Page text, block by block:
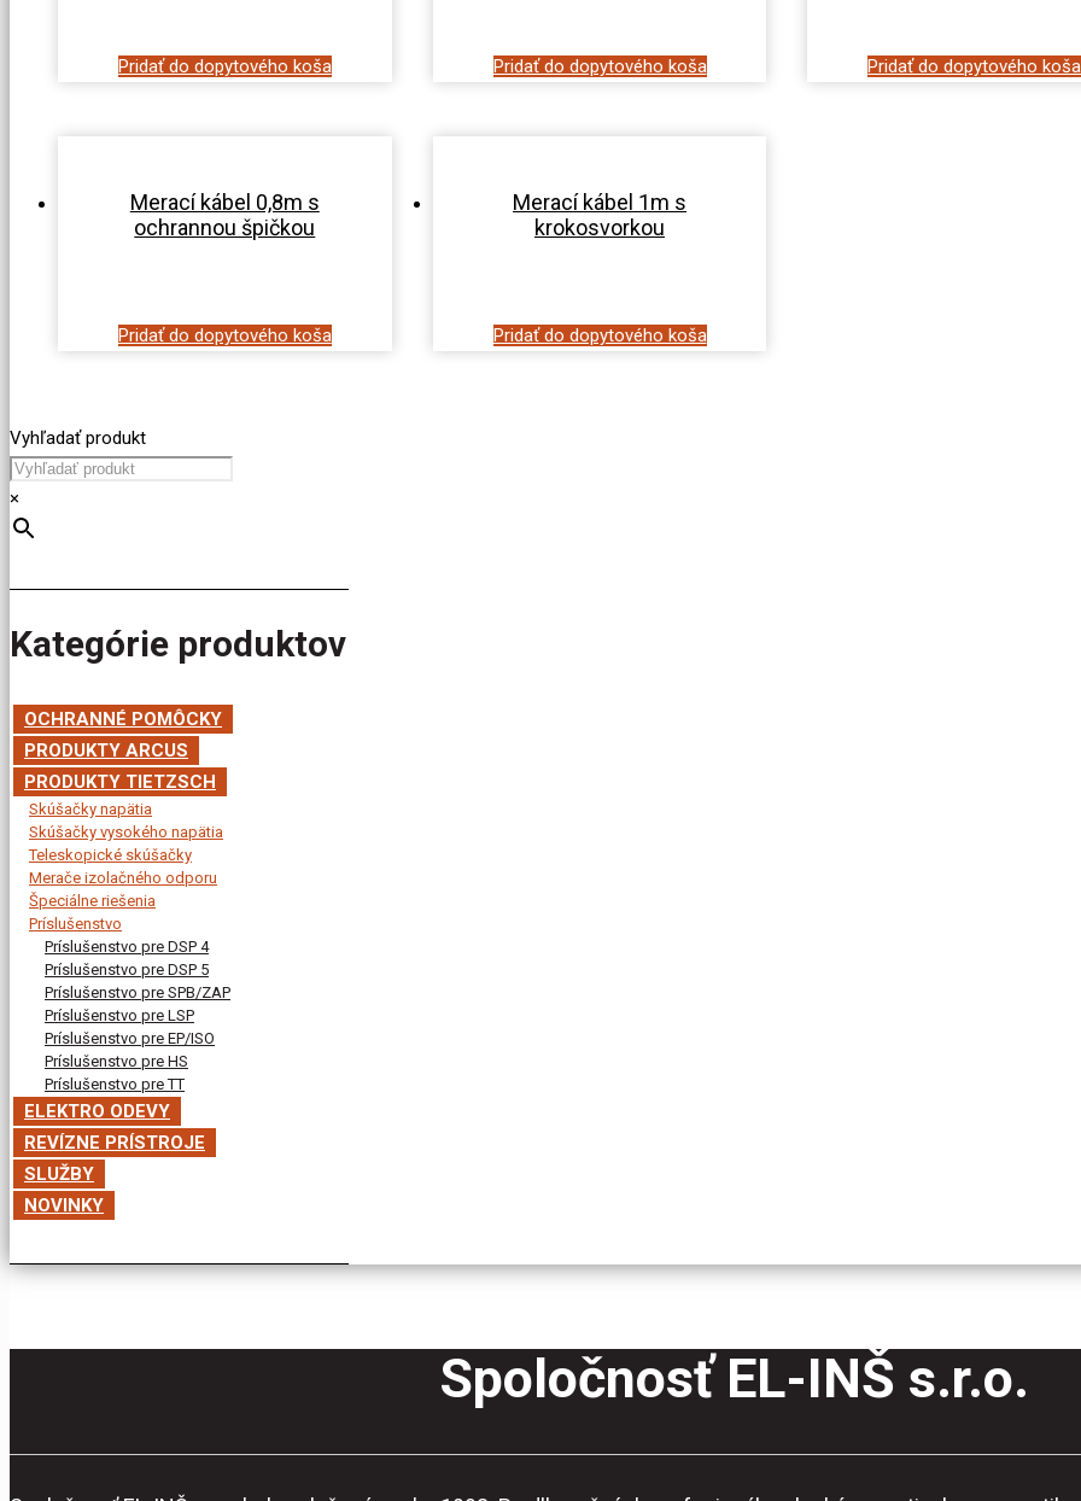
Pridať do dopytového koša Pridať do dopytového koša Pridať do dopytového koša
Merací kábel 0,8m s
ochrannou špičkou
Pridať do dopytového koša
Merací kábel 1m s
krokosvorkou
Pridať do dopytového koša
Vyhľadať produkt
×
Kategórie produktov
OCHRANNÉ POMÔCKY
PRODUKTY ARCUS
PRODUKTY TIETZSCH
Skúšačky napätia
Skúšačky vysokého napätia
Teleskopické skúšačky
Merače izolačného odporu
Špeciálne riešenia
Príslušenstvo
Príslušenstvo pre DSP 4
Príslušenstvo pre DSP 5
Príslušenstvo pre SPB/ZAP
Príslušenstvo pre LSP
Príslušenstvo pre EP/ISO
Príslušenstvo pre HS
Príslušenstvo pre TT
ELEKTRO ODEVY
REVÍZNE PRÍSTROJE
SLUŽBY
NOVINKY
Spoločnosť EL-INŠ s.r.o.